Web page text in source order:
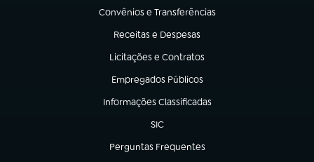
Convênios e Transferências
(abre em nova aba)
Receitas e Despesas
(abre em nova aba)
Licitações e Contratos
(abre em nova aba)
Empregados Públicos
(abre em nova aba)
Informações Classificadas
(abre em nova aba)
SIC
(abre em nova aba)
Perguntas Frequentes
(abre em nova aba)